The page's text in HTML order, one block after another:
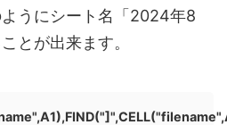
うにシート名「2024年8
とが出来ます。